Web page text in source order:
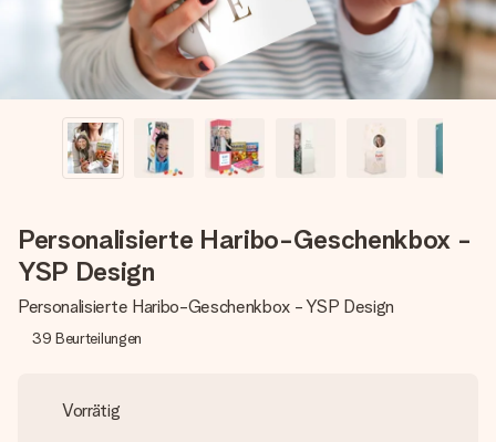
Personalisierte Haribo-Geschenkbox -
YSP Design
Personalisierte Haribo-Geschenkbox - YSP Design
39 Beurteilungen
Vorrätig